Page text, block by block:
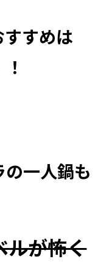
すめは
一人鍋も
ルが怖く